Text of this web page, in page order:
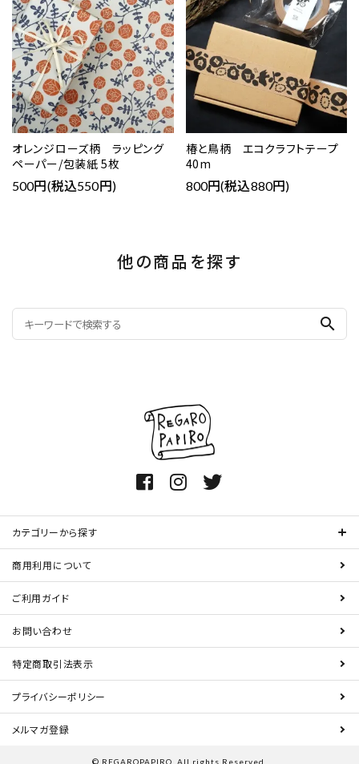
オレンジローズ柄 ラッピング
ペーパー/包装紙 5枚
500円(税込550円)
椿と鳥柄 エコクラフトテープ
40m
800円(税込880円)
他の商品を探す
search
カテゴリーから探す
商用利用について
ご利用ガイド
お問い合わせ
特定商取引法表示
プライバシーポリシー
メルマガ登録
© REGAROPAPIRO. All rights Reserved.